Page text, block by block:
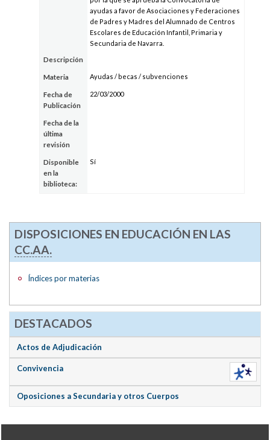
ayudas a favor de Asociaciones y Federaciones
de Padres y Madres del Alumnado de Centros
Escolares de Educación Infantil, Primaria y
Secundaria de Navarra.
Descripción
Materia Ayudas / becas / subvenciones
Fecha de
Publicación
22/03/2000
Fecha de la
última
revisión
Disponible
en la
biblioteca:
Sí
DISPOSICIONES EN EDUCACIÓN EN LAS
CC.AA.
Índices por materias
DESTACADOS
Actos de Adjudicación
Convivencia
Oposiciones a Secundaria y otros Cuerpos